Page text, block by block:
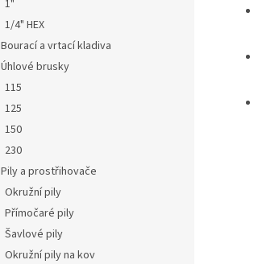
1"
1/4" HEX
Bourací a vrtací kladiva
Úhlové brusky
115
125
150
230
Pily a prostřihovače
Okružní pily
Přímočaré pily
Šavlové pily
Okružní pily na kov